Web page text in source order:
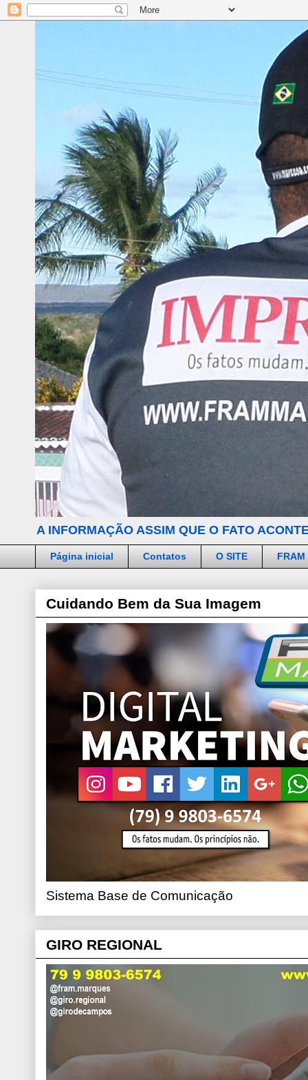
A INFORMAÇÃO ASSIM QUE O FATO
Página inicial Contatos O SITE FRAM
Cuidando Bem da Sua Imagem
Sistema Base de Comunicação
GIRO REGIONAL